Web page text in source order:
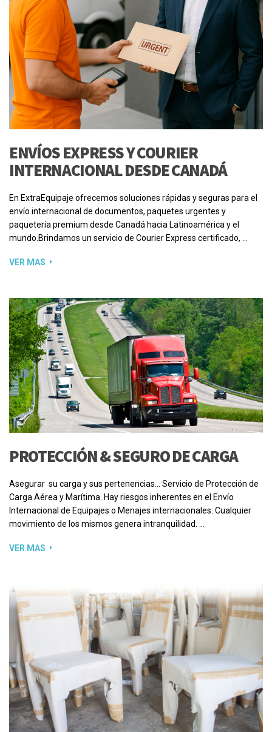
ENVÍOS EXPRESS Y COURIER
INTERNACIONAL DESDE CANADÁ
En ExtraEquipaje ofrecemos soluciones rápidas y seguras para el
envío internacional de documentos, paquetes urgentes y
paquetería premium desde Canadá hacia Latinoamérica y el
mundo.Brindamos un servicio de Courier Express certificado, …
VER MAS
PROTECCIÓN & SEGURO DE CARGA
Asegurar su carga y sus pertenencias… Servicio de Protección de
Carga Aérea y Marítima. Hay riesgos inherentes en el Envío
Internacional de Equipajes o Menajes internacionales. Cualquier
movimiento de los mismos genera intranquilidad. …
VER MAS